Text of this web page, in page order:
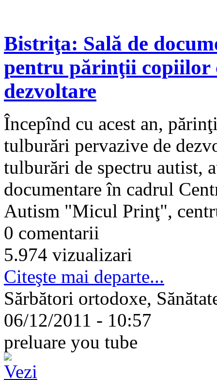
Bistriţa: Sală de
pentru părinţii copiilor
dezvoltare
Începînd cu acest an,
tulburări pervazive de
tulburări de spectru autist,
documentare în cadrul
Autism "Micul Prinţ",
0 comentarii
5.974 vizualizari
Citeşte mai departe...
Sărbători ortodoxe,
06/12/2011 - 10:57
preluare you tube